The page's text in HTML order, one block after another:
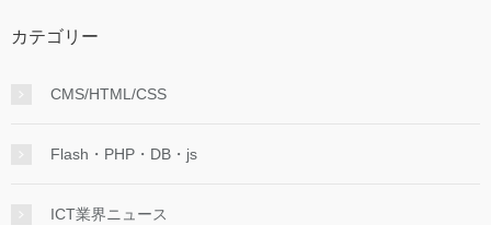
カテゴリー
CMS/HTML/CSS
Flash・PHP・DB・js
ICT業界ニュース